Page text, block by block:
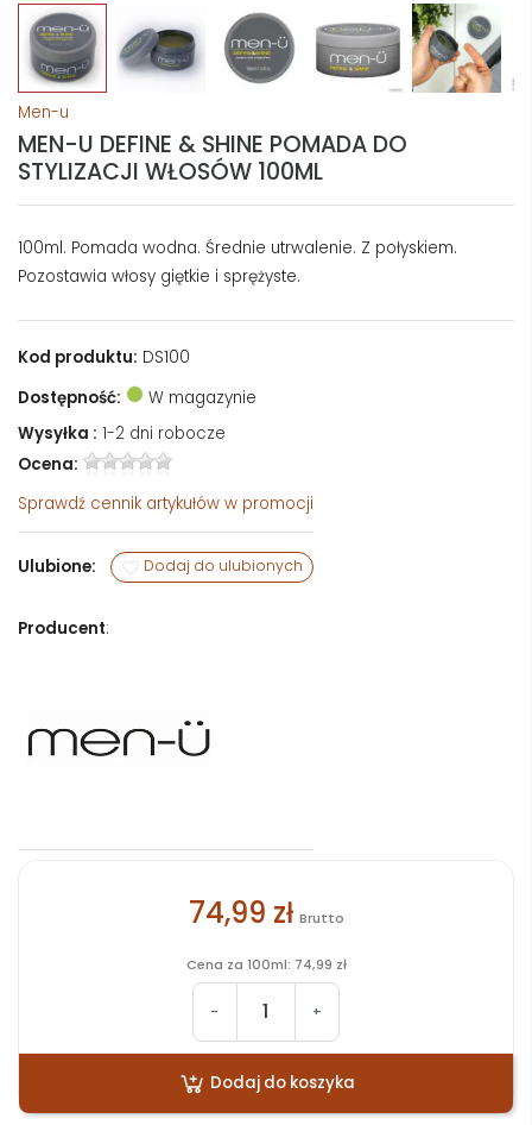
Men-u
MEN-U DEFINE & SHINE POMADA DO
STYLIZACJI WŁOSÓW 100ML
100ml. Pomada wodna. Średnie utrwalenie. Z połyskiem.
Pozostawia włosy giętkie i sprężyste.
Kod produktu: DS100
Dostępność:
W magazynie
Wysyłka : 1-2 dni robocze
Ocena:
Sprawdź cennik artykułów w promocji
Ulubione: Dodaj do ulubionych
Producent:
74,99 zł Brutto
Cena za 100ml: 74,99 zł
- +
Dodaj do koszyka